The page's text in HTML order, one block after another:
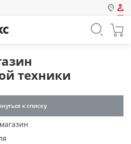
техники
к списку